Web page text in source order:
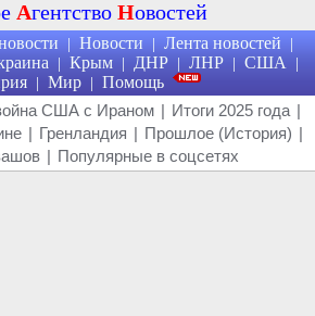
Агентство Новостей
| Новости | Лента новостей |
| Крым | ДНР | ЛНР | США |
| Мир | Помощь
США с Ираном | Итоги 2025 года |
| Гренландия | Прошлое (История) |
| Популярные в соцсетях